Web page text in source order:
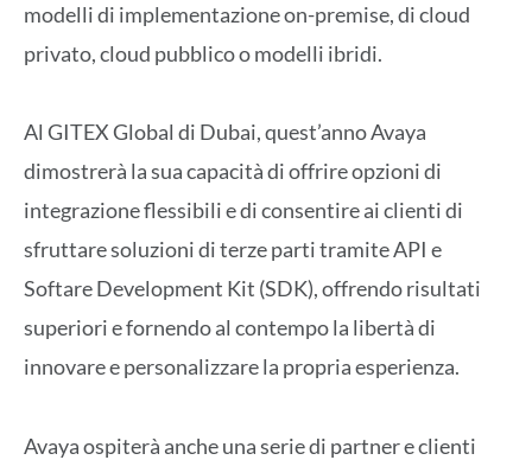
modelli di implementazione on-premise, di cloud
privato, cloud pubblico o modelli ibridi.
Al GITEX Global di Dubai, quest’anno Avaya
dimostrerà la sua capacità di offrire opzioni di
integrazione flessibili e di consentire ai clienti di
sfruttare soluzioni di terze parti tramite API e
Softare Development Kit (SDK), offrendo risultati
superiori e fornendo al contempo la libertà di
innovare e personalizzare la propria esperienza.
Avaya ospiterà anche una serie di partner e clienti